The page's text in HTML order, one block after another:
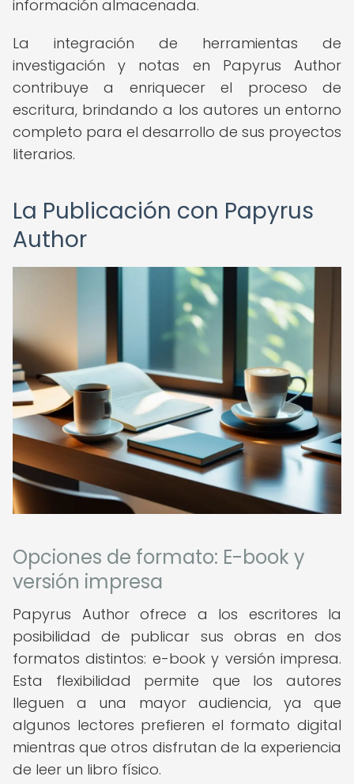
información almacenada.
La integración de herramientas de
investigación y notas en Papyrus Author
contribuye a enriquecer el proceso de
escritura, brindando a los autores un entorno
completo para el desarrollo de sus proyectos
literarios.
La Publicación con Papyrus
Author
Opciones de formato: E-book y
versión impresa
Papyrus Author ofrece a los escritores la
posibilidad de publicar sus obras en dos
formatos distintos: e-book y versión impresa.
Esta flexibilidad permite que los autores
lleguen a una mayor audiencia, ya que
algunos lectores prefieren el formato digital
mientras que otros disfrutan de la experiencia
de leer un libro físico.